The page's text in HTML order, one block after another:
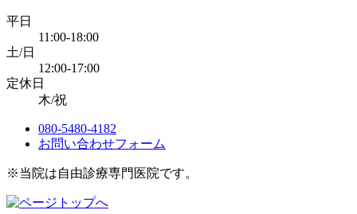
平日
11:00-18:00
土/日
12:00-17:00
定休日
木/祝
080-5480-4182
お問い合わせフォーム
※当院は自由診療専門医院です。